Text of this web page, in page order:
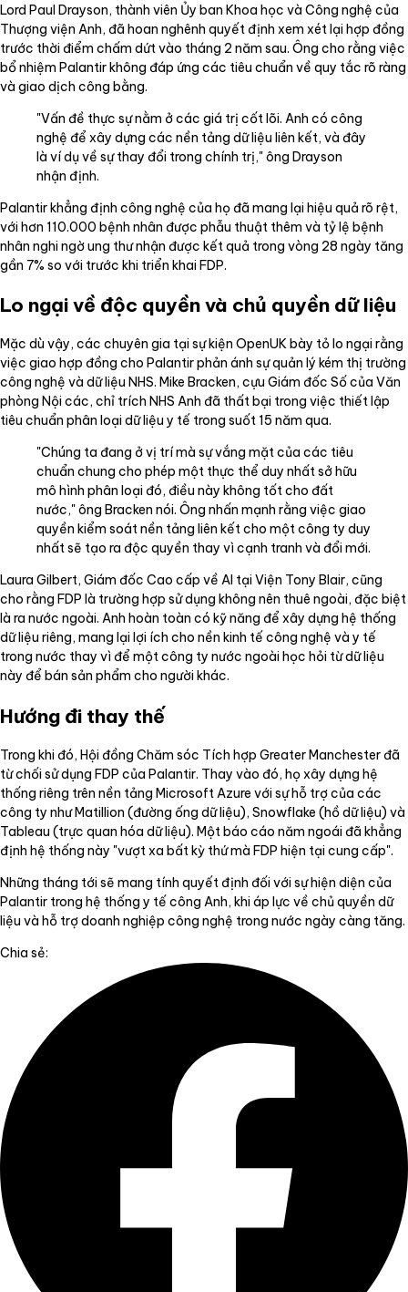
Lord Paul Drayson, thành viên Ủy ban Khoa học và Công nghệ của
Thượng viện Anh, đã hoan nghênh quyết định xem xét lại hợp đồng
trước thời điểm chấm dứt vào tháng 2 năm sau. Ông cho rằng việc
bổ nhiệm Palantir không đáp ứng các tiêu chuẩn về quy tắc rõ ràng
và giao dịch công bằng.
"Vấn đề thực sự nằm ở các giá trị cốt lõi. Anh có công
nghệ để xây dựng các nền tảng dữ liệu liên kết, và đây
là ví dụ về sự thay đổi trong chính trị," ông Drayson
nhận định.
Palantir khẳng định công nghệ của họ đã mang lại hiệu quả rõ rệt,
với hơn 110.000 bệnh nhân được phẫu thuật thêm và tỷ lệ bệnh
nhân nghi ngờ ung thư nhận được kết quả trong vòng 28 ngày tăng
gần 7% so với trước khi triển khai FDP.
Lo ngại về độc quyền và chủ quyền dữ liệu
Mặc dù vậy, các chuyên gia tại sự kiện OpenUK bày tỏ lo ngại rằng
việc giao hợp đồng cho Palantir phản ánh sự quản lý kém thị trường
công nghệ và dữ liệu NHS. Mike Bracken, cựu Giám đốc Số của Văn
phòng Nội các, chỉ trích NHS Anh đã thất bại trong việc thiết lập
tiêu chuẩn phân loại dữ liệu y tế trong suốt 15 năm qua.
"Chúng ta đang ở vị trí mà sự vắng mặt của các tiêu
chuẩn chung cho phép một thực thể duy nhất sở hữu
mô hình phân loại đó, điều này không tốt cho đất
nước," ông Bracken nói. Ông nhấn mạnh rằng việc giao
quyền kiểm soát nền tảng liên kết cho một công ty duy
nhất sẽ tạo ra độc quyền thay vì cạnh tranh và đổi mới.
Laura Gilbert, Giám đốc Cao cấp về AI tại Viện Tony Blair, cũng
cho rằng FDP là trường hợp sử dụng không nên thuê ngoài, đặc biệt
là ra nước ngoài. Anh hoàn toàn có kỹ năng để xây dựng hệ thống
dữ liệu riêng, mang lại lợi ích cho nền kinh tế công nghệ và y tế
trong nước thay vì để một công ty nước ngoài học hỏi từ dữ liệu
này để bán sản phẩm cho người khác.
Hướng đi thay thế
Trong khi đó, Hội đồng Chăm sóc Tích hợp Greater Manchester đã
từ chối sử dụng FDP của Palantir. Thay vào đó, họ xây dựng hệ
thống riêng trên nền tảng Microsoft Azure với sự hỗ trợ của các
công ty như Matillion (đường ống dữ liệu), Snowflake (hồ dữ liệu) và
Tableau (trực quan hóa dữ liệu). Một báo cáo năm ngoái đã khẳng
định hệ thống này "vượt xa bất kỳ thứ mà FDP hiện tại cung cấp".
Những tháng tới sẽ mang tính quyết định đối với sự hiện diện của
Palantir trong hệ thống y tế công Anh, khi áp lực về chủ quyền dữ
liệu và hỗ trợ doanh nghiệp công nghệ trong nước ngày càng tăng.
Chia sẻ: